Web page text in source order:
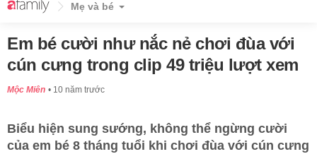
Mẹ và bé
Em bé cười như nắc nẻ chơi đùa với
cún cưng trong clip 49 triệu lượt xem
Mộc Miên 10 năm trước
Biểu hiện sung sướng, không thể ngừng cười
của em bé 8 tháng tuổi khi chơi đùa với cún cưng